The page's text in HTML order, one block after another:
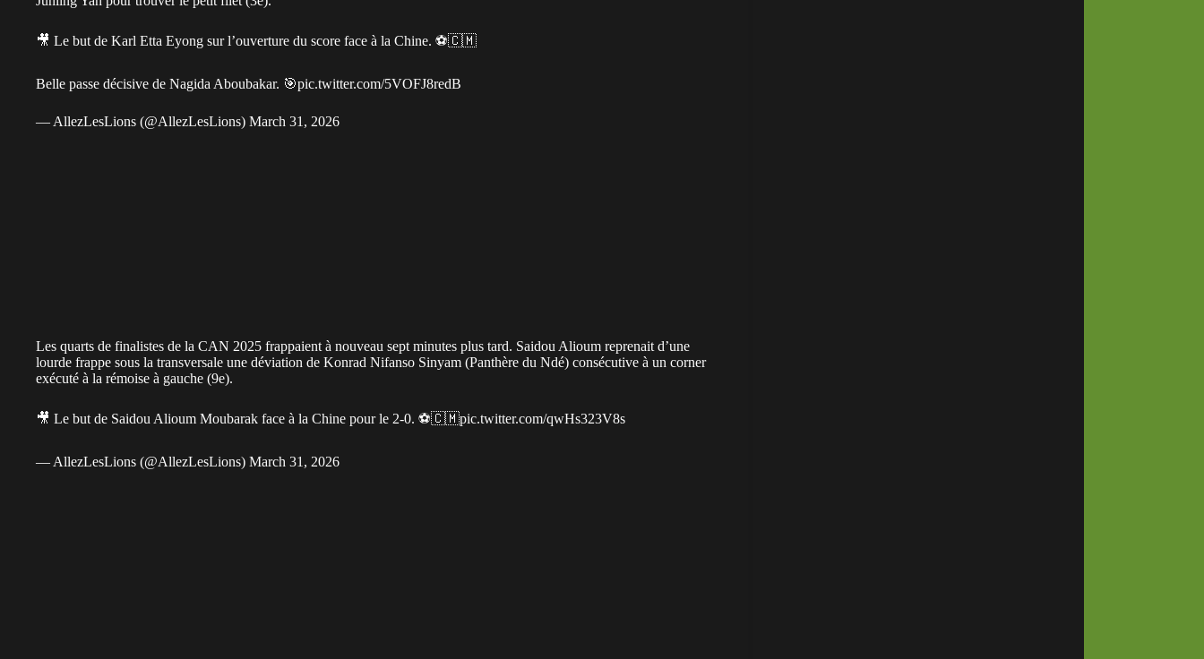
🎥 Le but de Karl Etta Eyong sur l’ouverture du score face à la Chine. ⚽️🇨🇲
Belle passe décisive de Nagida Aboubakar. 🎯pic.twitter.com/5VOFJ8redB
— AllezLesLions (@AllezLesLions) March 31, 2026
Les quarts de finalistes de la CAN 2025 frappaient à nouveau sept minutes plus tard. Saidou Alioum reprenait d’une
lourde frappe sous la transversale une déviation de Konrad Nifanso Sinyam (Panthère du Ndé) consécutive à un corner
exécuté à la rémoise à gauche (9e).
🎥 Le but de Saidou Alioum Moubarak face à la Chine pour le 2-0. ⚽️🇨🇲pic.twitter.com/qwHs323V8s
— AllezLesLions (@AllezLesLions) March 31, 2026